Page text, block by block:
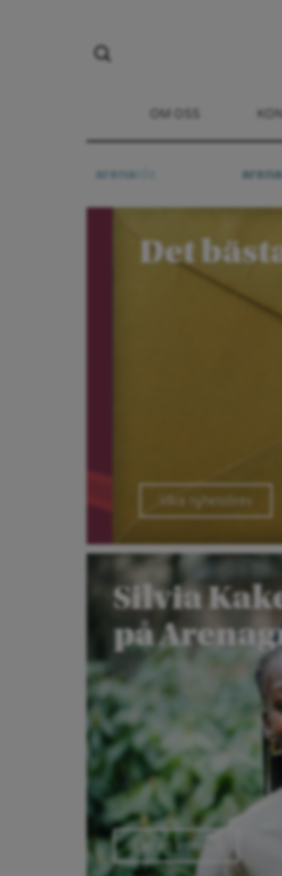
arena arena
Det
Våra nyhetsbrev
Silvia
på
Läs en intervju